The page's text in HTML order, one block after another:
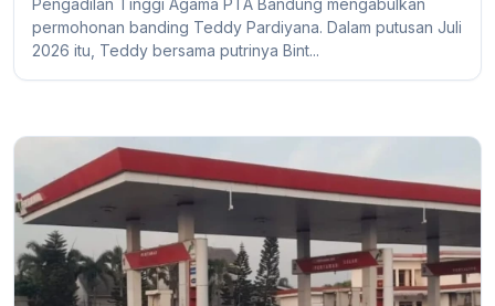
Pengadilan Tinggi Agama PTA Bandung mengabulkan
permohonan banding Teddy Pardiyana. Dalam putusan Juli
2026 itu, Teddy bersama putrinya Bint...